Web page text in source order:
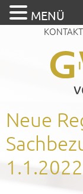
KONTAKT
Neue
1.1.2022
MENÜ